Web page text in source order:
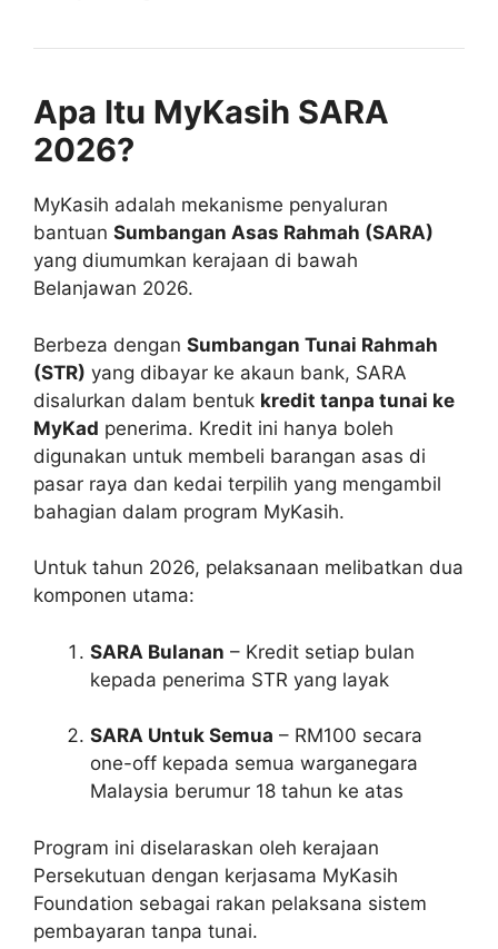
Apa Itu MyKasih SARA
2026?
MyKasih adalah mekanisme penyaluran
bantuan Sumbangan Asas Rahmah (SARA)
yang diumumkan kerajaan di bawah
Belanjawan 2026.
Berbeza dengan Sumbangan Tunai Rahmah
(STR) yang dibayar ke akaun bank, SARA
disalurkan dalam bentuk kredit tanpa tunai ke
MyKad penerima. Kredit ini hanya boleh
digunakan untuk membeli barangan asas di
pasar raya dan kedai terpilih yang mengambil
bahagian dalam program MyKasih.
Untuk tahun 2026, pelaksanaan melibatkan dua
komponen utama:
SARA Bulanan – Kredit setiap bulan
kepada penerima STR yang layak
SARA Untuk Semua – RM100 secara
one-off kepada semua warganegara
Malaysia berumur 18 tahun ke atas
Program ini diselaraskan oleh kerajaan
Persekutuan dengan kerjasama MyKasih
Foundation sebagai rakan pelaksana sistem
pembayaran tanpa tunai.